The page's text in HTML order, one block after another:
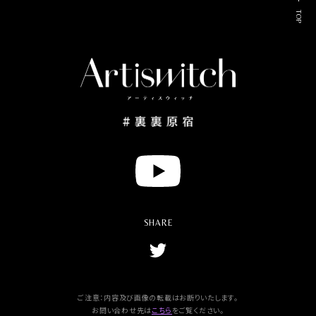
Y
o
u
SHARE
T
w
t
e
TOP
ご注意：内容及び画像の転載はお断りいたします。
お問い合わせ先はこちら をご覧ください。